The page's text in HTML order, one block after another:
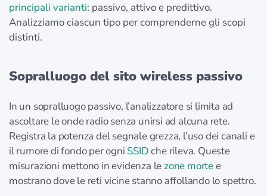
principali varianti: passivo, attivo e predittivo.
Analizziamo ciascun tipo per comprenderne gli scopi
distinti.
Sopralluogo del sito wireless passivo
In un sopralluogo passivo, l’analizzatore si limita ad
ascoltare le onde radio senza unirsi ad alcuna rete.
Registra la potenza del segnale grezza, l’uso dei canali e
il rumore di fondo per ogni SSIDche rileva. Queste
misurazioni mettono in evidenza le zone mortee
mostrano dove le reti vicine stanno affollando lo spettro.